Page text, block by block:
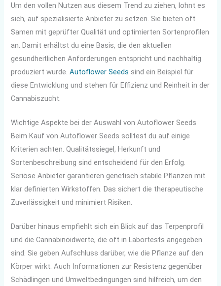
Um den vollen Nutzen aus diesem Trend zu ziehen, lohnt es
sich, auf spezialisierte Anbieter zu setzen. Sie bieten oft
Samen mit geprüfter Qualität und optimierten Sortenprofilen
an. Damit erhältst du eine Basis, die den aktuellen
gesundheitlichen Anforderungen entspricht und nachhaltig
produziert wurde.Autoflower Seeds sind ein Beispiel für
diese Entwicklung und stehen für Effizienz und Reinheit in der
Cannabiszucht.
Wichtige Aspekte bei der Auswahl von Autoflower Seeds
Beim Kauf von Autoflower Seeds solltest du auf einige
Kriterien achten. Qualitätssiegel, Herkunft und
Sortenbeschreibung sind entscheidend für den Erfolg.
Seriöse Anbieter garantieren genetisch stabile Pflanzen mit
klar definierten Wirkstoffen. Das sichert die therapeutische
Zuverlässigkeit und minimiert Risiken.
Darüber hinaus empfiehlt sich ein Blick auf das Terpenprofil
und die Cannabinoidwerte, die oft in Labortests angegeben
sind. Sie geben Aufschluss darüber, wie die Pflanze auf den
Körper wirkt. Auch Informationen zur Resistenz gegenüber
Schädlingen und Umweltbedingungen sind hilfreich, um den